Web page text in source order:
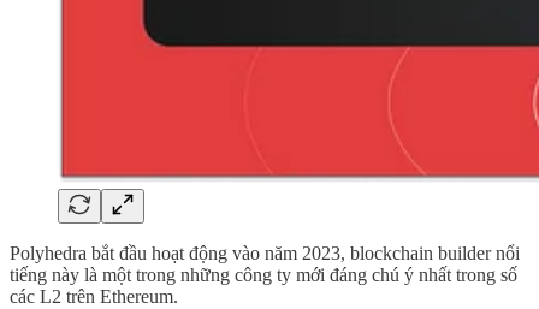
Polyhedra bắt đầu hoạt động vào năm 2023, blockchain builder nổi
tiếng này là một trong những công ty mới đáng chú ý nhất trong số
các L2 trên Ethereum.